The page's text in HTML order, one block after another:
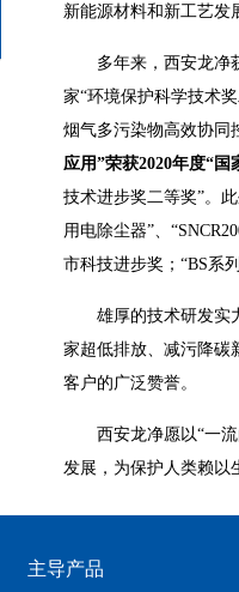
新能源材料和新工艺发
多年来，西安龙净
家“环境保护科学技术
烟气多污染物高效协同
应用”荣获2020年度“
技术进步奖二等奖”。
用电除尘器”、
市科技进步奖；“BS系
雄厚的技术研发实
家超低排放、减污降碳
客户的广泛赞誉。
西安龙净愿以“一
发展，为保护人类赖以
主导产品